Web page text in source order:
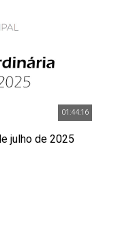
01:44:16
julho de 2025